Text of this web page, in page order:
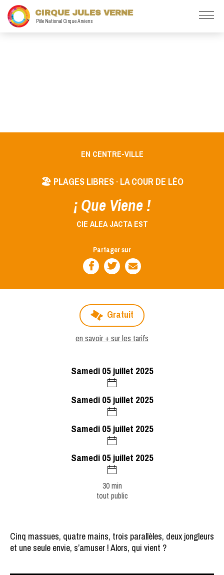
CIRQUE JULES VERNE
Pôle National Cirque Amiens
EN CENTRE-VILLE
🏖️ PLAGES LIBRES · LA COUR DE LÉO
¡ Que Viene !
CIE ALEA JACTA EST
Partager sur
Gratuit
en savoir + sur les tarifs
samedi 05 juillet 2025
samedi 05 juillet 2025
samedi 05 juillet 2025
samedi 05 juillet 2025
30 min
tout public
Cinq massues, quatre mains, trois parallèles, deux jongleurs
et une seule envie, s’amuser ! Alors, qui vient ?